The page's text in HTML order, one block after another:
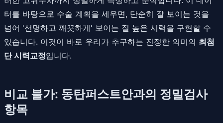
터를 바탕으로 수술 계획을 세우면, 단순히 잘 보이는 것을
넘어 '선명하고 깨끗하게' 보이는 질 높은 시력을 구현할 수
있습니다. 이것이 바로 우리가 추구하는 진정한 의미의 최첨
단 시력교정입니다.
비교 불가: 동탄퍼스트안과의 정밀검사
항목